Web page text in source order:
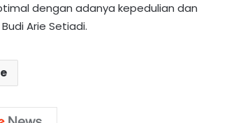
dengan adanya kepedulian dan
Arie Setiadi.
MK Tolak Gugatan UU IKN, Jakarta
Beasiswa ke Tiongkok Usai Viral di